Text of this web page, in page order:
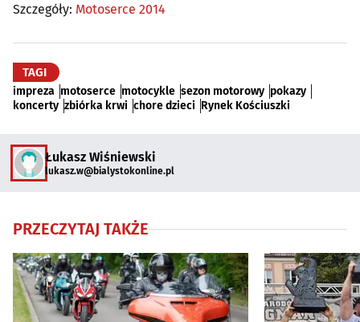
Szczegóły: Motoserce 2014
TAGI
impreza motoserce motocykle sezon motorowy pokazy
koncerty zbiórka krwi chore dzieci Rynek Kościuszki
Łukasz Wiśniewski
lukasz.w@bialystokonline.pl
PRZECZYTAJ TAKŻE